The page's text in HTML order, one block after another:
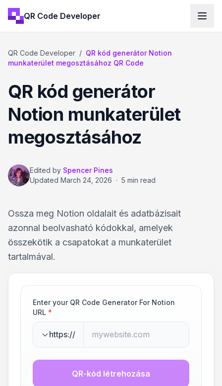
QR Code Developer
QR Code Developer / QR kód generátor Notion
munkaterület megosztásához QR Code
QR kód generátor
Notion munkaterület
megosztásához
Edited by Spencer Pines
Updated March 24, 2026 · 5 min read
Ossza meg Notion oldalait és adatbázisait
azonnal beolvasható kódokkal, amelyek
összekötik a csapatokat a munkaterület
tartalmával.
Enter your QR Code Generator For Notion
URL *
https://
QR-kód létrehozása